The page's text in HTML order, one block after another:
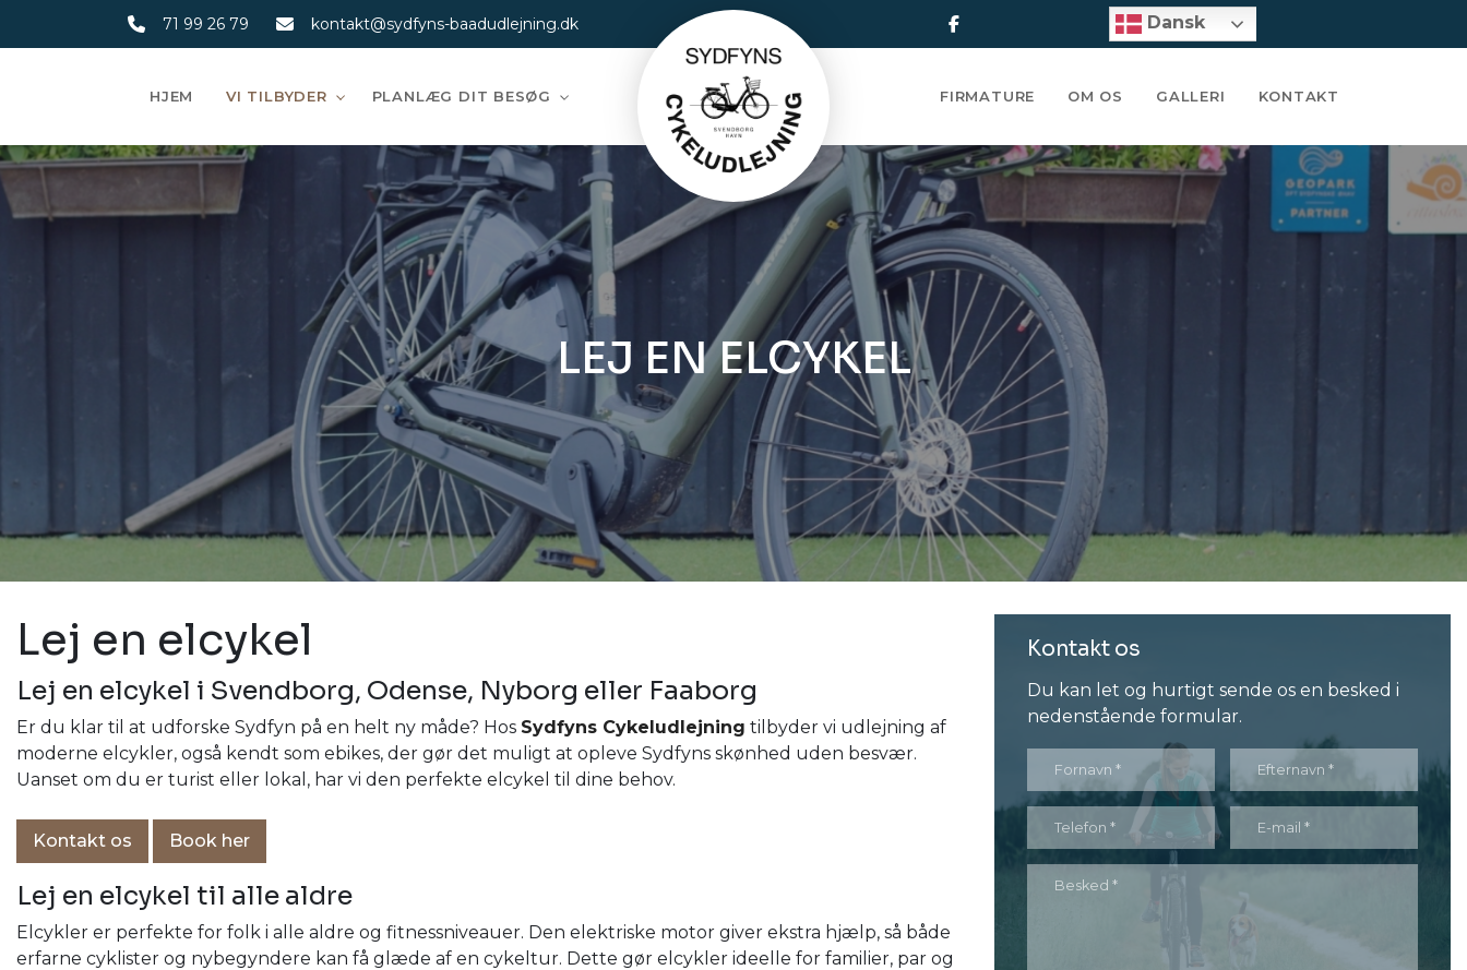
71 99 26 79 kontakt@sydfyns-baadudlejning.dk Dansk
Dansk
HJEM VI TILBYDER PLANLÆG DIT BESØG FIRMATURE OM OS GALLERI KONTAKT
LEJ EN ELCYKEL
Lej en elcykel
Lej en elcykel i Svendborg, Odense, Nyborg eller Faaborg
Er du klar til at udforske Sydfyn på en helt ny måde? Hos Sydfyns Cykeludlejning tilbyder vi udlejning af
moderne elcykler, også kendt som ebikes, der gør det muligt at opleve Sydfyns skønhed uden besvær.
Uanset om du er turist eller lokal, har vi den perfekte elcykel til dine behov.
Kontakt os Book her
Lej en elcykel til alle aldre
Elcykler er perfekte for folk i alle aldre og fitnessniveauer. Den elektriske motor giver ekstra hjælp, så både
erfarne cyklister og nybegyndere kan få glæde af en cykeltur. Dette gør elcykler ideelle for familier, par og
Kontakt os
Du kan let og hurtigt sende os en besked i
nedenstående formular.